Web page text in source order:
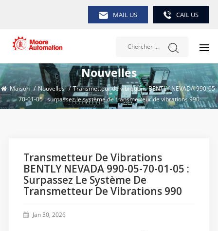
MAIL US CAIL US
Nouvelles
Maison / Nouvelles / Transmetteur de vibrations BENTLY NEVADA 990-05-
70-01-05 : surpassez le système de transmetteur de vibrations 990
Transmetteur De Vibrations
BENTLY NEVADA 990-05-70-01-05 :
Surpassez Le Système De
Transmetteur De Vibrations 990
Jan 30, 2026